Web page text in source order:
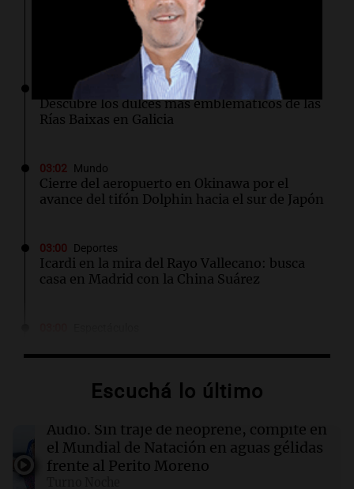
Rescate invernal en la Antártida: un
estadounidense trasladado a hospital en
Recetas
Descubre los dulces más emblemáticos de las
Rías Baixas en Galicia
03:02 Mundo
Cierre del aeropuerto en Okinawa por el
avance del tifón Dolphin hacia el sur de Japón
03:00 Deportes
Icardi en la mira del Rayo Vallecano: busca
casa en Madrid con la China Suárez
China Suárez se muda a Madrid
Descuentos de hasta $400 en entradas para
TechCrunch Disrupt 2026 hasta mañana
Escuchá lo último
Audio. Sin traje de neoprene, compite en
el Mundial de Natación en aguas gélidas
frente al Perito Moreno